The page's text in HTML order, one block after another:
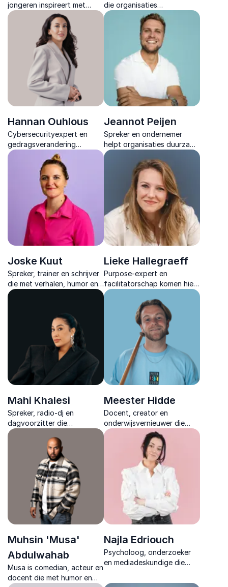
jongeren inspireert met
eerlijke verhalen over
keuzes, mentale kracht en
identiteit, gebaseerd op
filmervaring en persoonlijke
die organisaties
ondersteunt bij het creëren
van inclusieve werkculturen
met praktische inzichten en
inspirerende aanpak.
Hannan Ouhlous
Cybersecurityexpert en
gedragsverandering
specialist die laat zien hoe
menselijk gedrag de sleutel
vormt tot veilige digitale
organisaties & sterke
securitycultuur.
Jeannot Peijen
Spreker en ondernemer
helpt organisaties duurzame
strategie te koppelen aan
menselijkheid, met verhalen
over veerkracht, inclusie en
mentale gezondheid.
Joske Kuut
Spreker, trainer en schrijver
die met verhalen, humor en
praktische tools laat zien
Lieke Hallegraeff
Purpose-expert en
facilitatorschap komen hier
samen in inspirerende
sessies die leiders
versterken met praktische
inzichten voor duurzame en
inclusieve groei.
Mahi Khalesi
Spreker, radio-dj en
dagvoorzitter die
maatschappelijke thema’s
begrijpelijk maakt en met
verhalen echte verbinding
Meester Hidde
Docent, creator en
onderwijsvernieuwer die
inspirerende inzichten deelt
over inclusie, motivatie en
onderwijsprofessionals
aanzet tot actie.
Muhsin 'Musa'
Abdulwahab
Musa is comedian, acteur en
docent die met humor en
Najla Edriouch
Psycholoog, onderzoeker
en mediadeskundige die
media en